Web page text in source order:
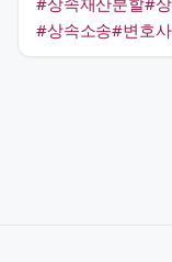
#상속소송#변호사